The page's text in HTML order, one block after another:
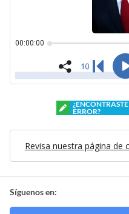
ERROR?
Revisa nuestra página de
Síguenos en: